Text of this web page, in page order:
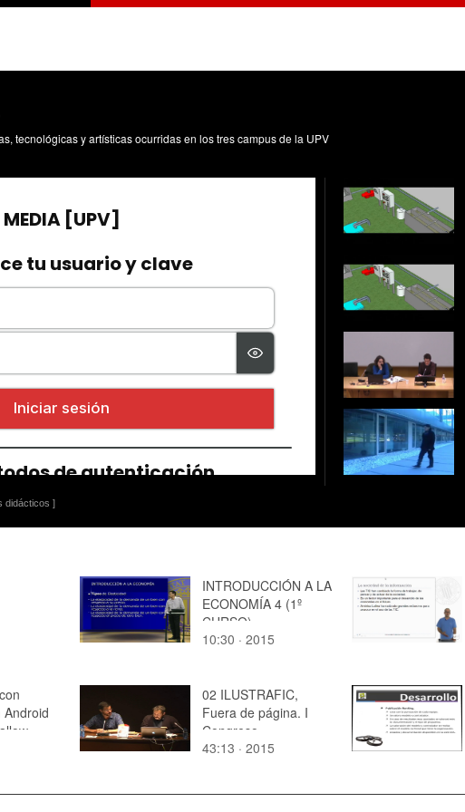
tecnológicas y artísticas ocurridas en los tres campus de la UPV
didácticos ]
INTRODUCCIÓN A LA
ECONOMÍA 4 (1º
CURSO)
10:30 · 2015
02 ILUSTRAFIC,
Fuera de página. I
Congreso
Internacional de
43:13 · 2015